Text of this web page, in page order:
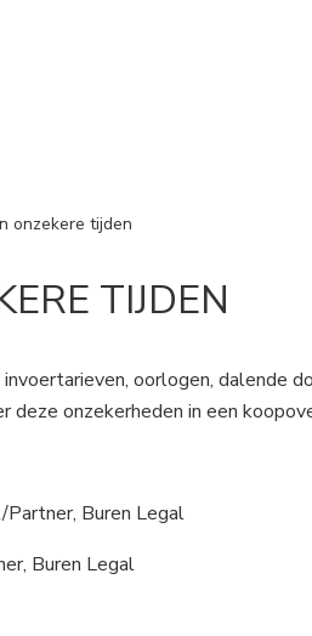
onzekere tijden
TIJDEN
oorlogen, dalende
deze onzekerheden in een
Partner, Buren Legal
Buren Legal